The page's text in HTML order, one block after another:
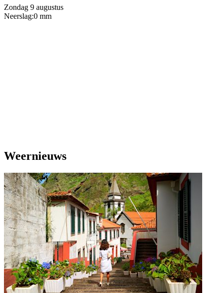
Zondag 9 augustus
Neerslag:0 mm
Weernieuws